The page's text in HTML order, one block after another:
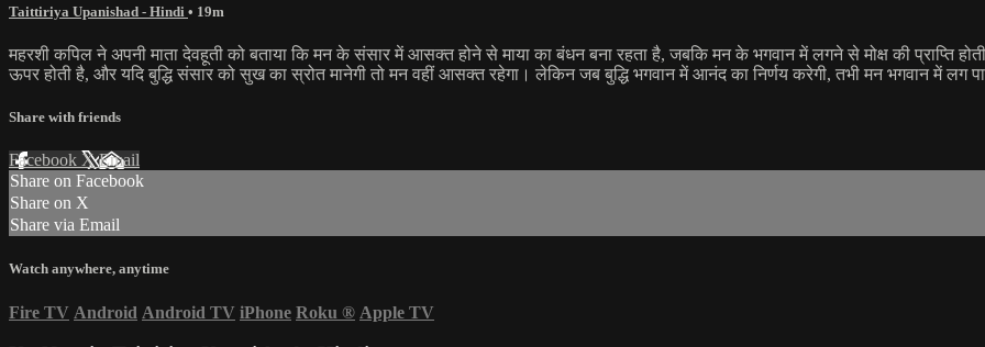
Taittiriya Upanishad - Hindi • 19m
महरशी कपिल ने अपनी माता देवहूती को बताया कि मन के संसार में आसक्त होने से माया का बंधन बना रहता है, जबकि मन के भगवान में लगने से मोक्ष की प्राप्ति
ऊपर होती है, और यदि बुद्धि संसार को सुख का स्रोत मानेगी तो मन वहीं आसक्त रहेगा। लेकिन जब बुद्धि भगवान में आनंद का निर्णय करेगी, तभी मन भगवान में लग
Share with friends
Facebook XEmail
Share on Facebook
Share on X
Share via Email
Watch anywhere, anytime
Fire TV Android Android TV iPhone Roku ® Apple TV